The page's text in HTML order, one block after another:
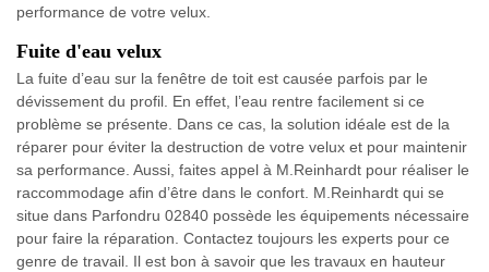
performance de votre velux.
Fuite d'eau velux
La fuite d’eau sur la fenêtre de toit est causée parfois par le
dévissement du profil. En effet, l’eau rentre facilement si ce
problème se présente. Dans ce cas, la solution idéale est de la
réparer pour éviter la destruction de votre velux et pour maintenir
sa performance. Aussi, faites appel à M.Reinhardt pour réaliser le
raccommodage afin d’être dans le confort. M.Reinhardt qui se
situe dans Parfondru 02840 possède les équipements nécessaire
pour faire la réparation. Contactez toujours les experts pour ce
genre de travail. Il est bon à savoir que les travaux en hauteur